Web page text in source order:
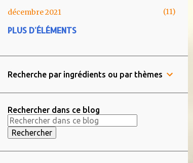
décembre 2021
11
novembre 2021
mars 2021
février 2021
janvier 2021
4
PLUS D'ÉLÉMENTS
Recherche par ingrédients ou par thèmes
Rechercher dans ce blog